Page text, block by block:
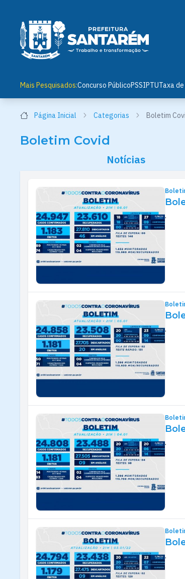
Mais Pesquisados:Concurso PúblicoPSSIPTUTaxa
Página Inicial Categorias Boletim
Boletim Covid
Notícias
.
.
.
.